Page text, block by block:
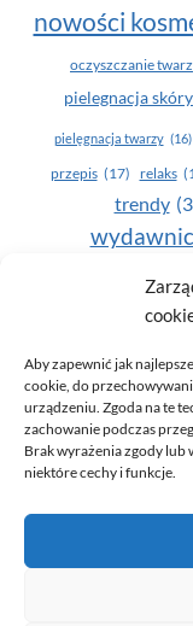
Aby zapewnić jak
cookie, do
urządzeniu. Zgoda na te
zachowanie podczas
Brak wyrażenia zgody lub
niektóre cechy i funkcje.
nowości
oczyszczanie
pielegnacja skóry
pielęgnacja twarzy (16)
przepis (17) relaks
trendy
© 2026 Only You -
opracowanie: